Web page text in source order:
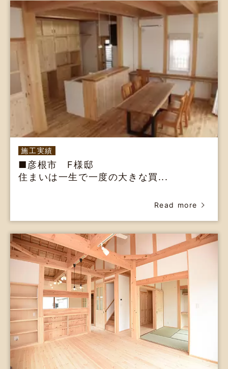
施工実績
■彦根市 F様邸
住まいは一生で一度の大きな買...
Read more